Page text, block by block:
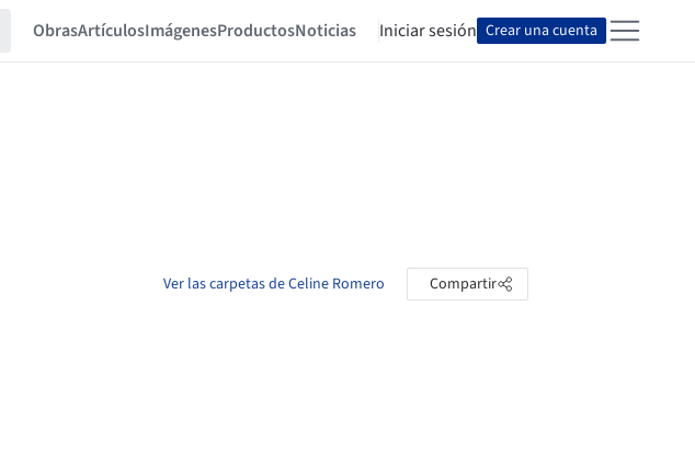
ObrasArtículosImágenesProductosNoticias Iniciar sesión Crear una cuenta
Ver las carpetas de Celine Romero Compartir